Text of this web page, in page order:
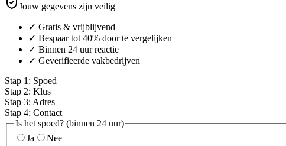
Jouw gegevens zijn veilig
✓ Gratis & vrijblijvend
✓ Bespaar tot 40% door te vergelijken
✓ Binnen 24 uur reactie
✓ Geverifieerde vakbedrijven
Stap 1 : Spoed
Stap 2: Klus
Stap 3: Adres
Stap 4: Contact
Is het spoed? (binnen 24 uur)
Ja
Nee